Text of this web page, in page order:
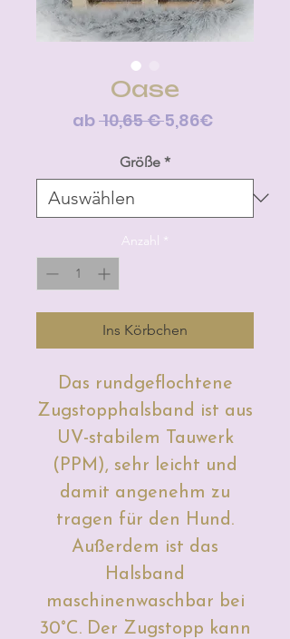
Oase
ab 10,65 € Standardpreis
5,86€Sale-
Größe *
Anzahl *
Ins Körbchen
Das rundgeflochtene
Zugstopphalsband ist aus
UV-stabilem Tauwerk
(PPM), sehr leicht und
damit angenehm zu
tragen für den Hund.
Außerdem ist das
Halsband
maschinenwaschbar bei
30°C. Der Zugstopp kann